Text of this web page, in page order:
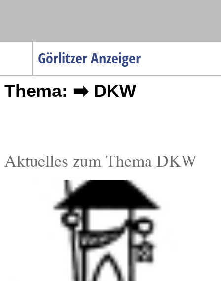
Görlitzer Anzeiger
Menüpunkte
Startseite
Verkehr
Thema: ➡️ DKW
Aktuelles zum Thema DKW